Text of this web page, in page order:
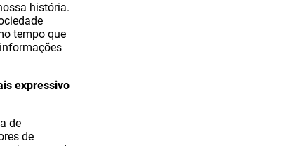
história.
tempo que
expressivo
de
de